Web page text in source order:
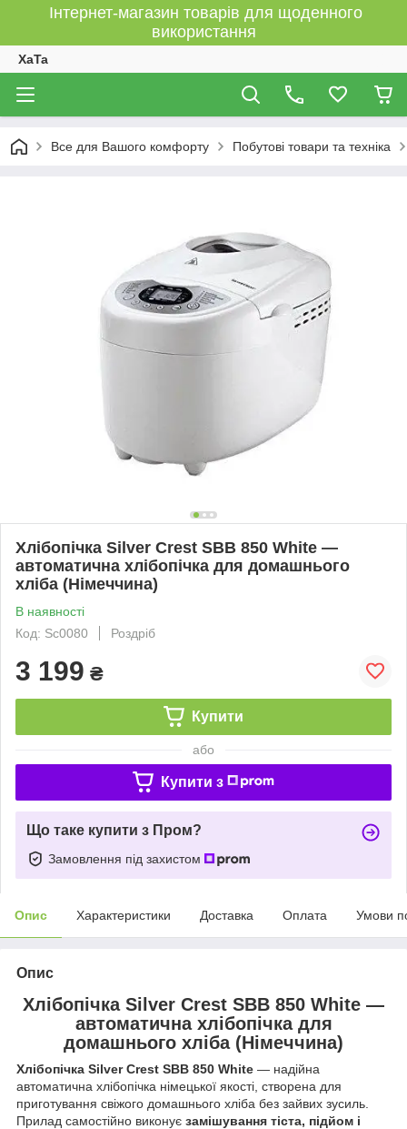
Інтернет-магазин товарів для щоденного
використання
XaTa
Все для Вашого комфорту Побутові товари та техніка
Хлібопічка Silver Crest SBB 850 White —
автоматична хлібопічка для домашнього
хліба (Німеччина)
В наявності
Код: Sc0080
Роздріб
3 199 ₴
Купити
або
Купити з
Що таке купити з Пром?
Замовлення під захистом
Опис Характеристики Доставка Оплата Умови
Опис
Хлібопічка Silver Crest SBB 850 White —
автоматична хлібопічка для
домашнього хліба (Німеччина)
Хлібопічка Silver Crest SBB 850 White — надійна
автоматична хлібопічка німецької якості, створена для
приготування свіжого домашнього хліба без зайвих зусиль.
Прилад самостійно виконує замішування тіста, підйом і